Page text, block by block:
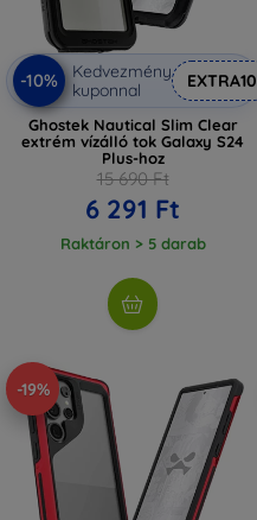
-10%
Kedvezmény
kuponnal
EXTRA10
Ghostek Nautical Slim Clear
extrém vízálló tok Galaxy S24
Plus-hoz
15 690 Ft
6 291 Ft
Raktáron > 5 darab
-19%